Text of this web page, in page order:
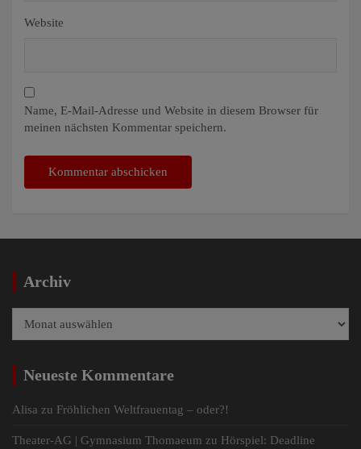
Website
Name, E-Mail-Adresse und Website in diesem Browser für
meinen nächsten Kommentar speichern.
Archiv
Neueste Kommentare
Alisa zu Fröhlichen Weltfrauentag – oder?!
Theater-AG | Gymnasium Thomaeum zu Hörspiel: Deadline